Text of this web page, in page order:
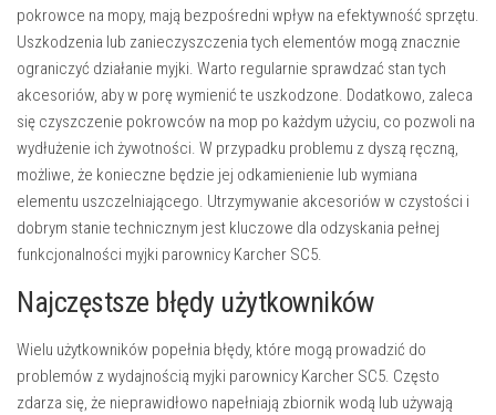
pokrowce na mopy, mają bezpośredni wpływ na efektywność sprzętu.
Uszkodzenia lub zanieczyszczenia tych elementów mogą znacznie
ograniczyć działanie myjki. Warto regularnie sprawdzać stan tych
akcesoriów, aby w porę wymienić te uszkodzone. Dodatkowo, zaleca
się czyszczenie pokrowców na mop po każdym użyciu, co pozwoli na
wydłużenie ich żywotności. W przypadku problemu z dyszą ręczną,
możliwe, że konieczne będzie jej odkamienienie lub wymiana
elementu uszczelniającego. Utrzymywanie akcesoriów w czystości i
dobrym stanie technicznym jest kluczowe dla odzyskania pełnej
funkcjonalności myjki parownicy Karcher SC5.
Najczęstsze błędy użytkowników
Wielu użytkowników popełnia błędy, które mogą prowadzić do
problemów z wydajnością myjki parownicy Karcher SC5. Często
zdarza się, że nieprawidłowo napełniają zbiornik wodą lub używają